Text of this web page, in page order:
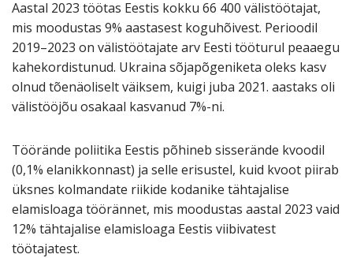
Aastal 2023 töötas Eestis kokku 66 400 välistöötajat,
mis moodustas 9% aastasest koguhõivest. Perioodil
2019–2023 on välistöötajate arv Eesti tööturul peaaegu
kahekordistunud. Ukraina sõjapõgeniketa oleks kasv
olnud tõenäoliselt väiksem, kuigi juba 2021. aastaks oli
välistööjõu osakaal kasvanud 7%-ni.
Töörände poliitika Eestis põhineb sisserände kvoodil
(0,1% elanikkonnast) ja selle erisustel, kuid kvoot piirab
üksnes kolmandate riikide kodanike tähtajalise
elamisloaga töörännet, mis moodustas aastal 2023 vaid
12% tähtajalise elamisloaga Eestis viibivatest
töötajatest.